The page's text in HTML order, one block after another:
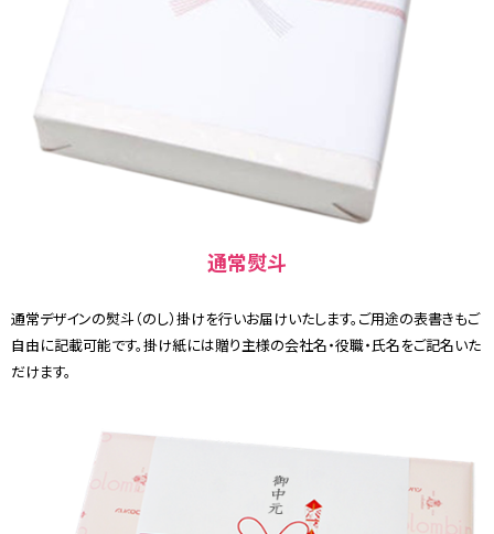
通常熨斗
通常デザインの熨斗（のし）掛けを行いお届けいたします。ご用途の表書きもご
自由に記載可能です。掛け紙には贈り主様の会社名・役職・氏名をご記名いた
だけます。